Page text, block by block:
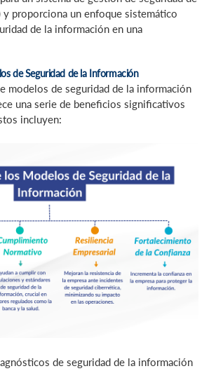
y proporciona un enfoque sistemático
de la información en una
de Seguridad de la Información
modelos de seguridad de la información
una serie de beneficios significativos
incluyen:
de seguridad de la información